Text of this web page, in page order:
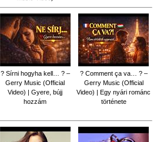
? Sírni hogyha kell… ? –
Gerry Music (Official
Video) | Gyere, bújj
hozzám
? Comment ça va… ? –
Gerry Music (Official
Video) | Egy nyári románc
története